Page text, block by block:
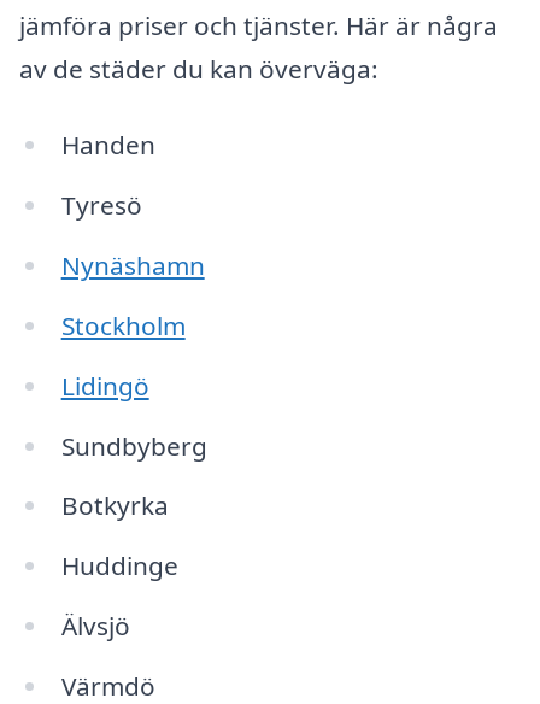
jämföra priser och tjänster. Här är några
av de städer du kan överväga:
Handen
Tyresö
Nynäshamn
Stockholm
Lidingö
Sundbyberg
Botkyrka
Huddinge
Älvsjö
Värmdö